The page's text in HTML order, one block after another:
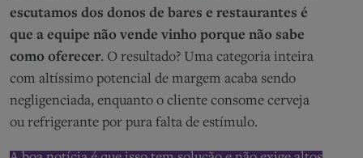
escutamos dos donos de bares e restaurantes é
que a equipe não vende vinho porque não sabe
como oferecer. O resultado? Uma categoria inteira
com altíssimo potencial de margem acaba sendo
negligenciada, enquanto o cliente consome cerveja
ou refrigerante por pura falta de estímulo.